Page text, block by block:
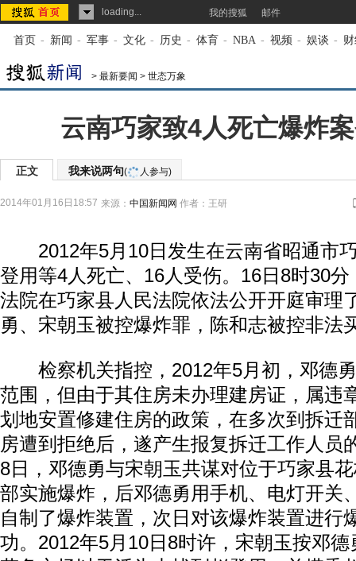
loading... 我的搜狐 邮件
首页 - 新闻 - 军事 - 文化 - 历史 - 体育 - NBA - 视频 - 娱谈 -
> 最新要闻 > 世态万象
云南巧家致4人死亡爆炸
正文 我来说两句( 人参与)
2014年01月16日18:57 来源： 中国新闻网 作者：王研
2012年5月10日发生在云南省昭通市
登用等4人死亡、16人受伤。16日8时30
法院在巧家县人民法院依法公开开庭审理
勇、宋朝玉被控爆炸罪，陈和志被控非法
检察机关指控，2012年5月初，邓德勇
范围，但由于其住房未办理建房证，属违
划地安置修建住房的政策，在多次到拆迁
房遭到拒绝后，遂产生报复拆迁工作人员
8日，邓德勇与宋朝玉共谋对位于巧家县
部实施爆炸，后邓德勇用手机、电灯开关
自制了爆炸装置，次日对该爆炸装置进行
功。2012年5月10日8时许，宋朝玉按邓